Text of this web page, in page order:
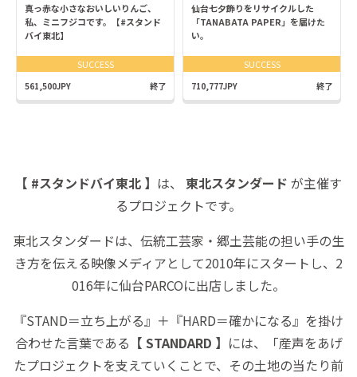
真っ赤な小さなおいしいりんご、
私、ミニフジコです。【#スタンド
バイ東北】
SUCCESS
561,500JPY 終了
仙台七夕飾りをリサイクルした
「TANABATA PAPER」を届けた
い。
SUCCESS
710,777JPY 終了
【 #スタンドバイ東北 】 は、 東北スタンダード が主催す
るプロジェクトです。
東北スタンダードは、伝統工芸家・郷土芸能の担い手の生
き方を伝える映像メディアとして2010年にスタートし、2
016年に仙台PARCOに出店しました。
『STAND＝立ち上がる』＋『HARD＝確かになる』を掛け
合わせた言葉である 【 STANDARD 】 には、「産声をあげ
たプロジェクトを支えていくことで、その土地の当たり前